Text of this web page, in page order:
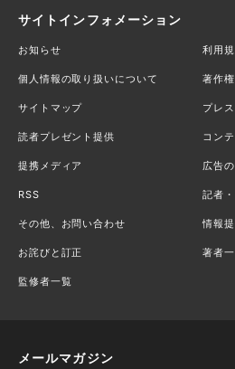
サイトインフォメーション
お知らせ 利用
個人情報の取り扱いについて 著作
サイトマップ プレ
読者プレゼント提供 コン
提携メディア 広告
RSS 記者
その他、お問い合わせ 情報
お詫びと訂正 著者
監修者一覧
メールマガジン